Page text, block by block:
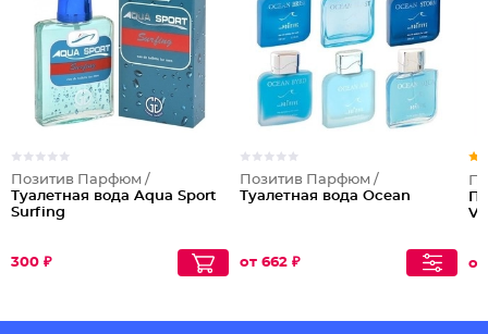
Позитив Парфюм /
Туалетная вода Aqua Sport
Surfing
300 ₽
Позитив Парфюм /
Туалетная вода Ocean
от 662 ₽ от